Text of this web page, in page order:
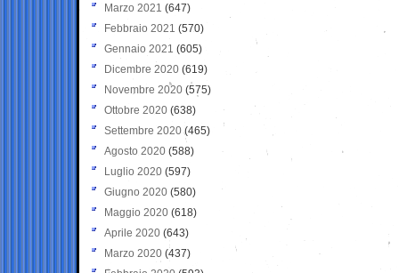
Marzo 2021 (647)
Febbraio 2021 (570)
Gennaio 2021 (605)
Dicembre 2020 (619)
Novembre 2020 (575)
Ottobre 2020 (638)
Settembre 2020(465)
Agosto 2020 (588)
Luglio 2020 (597)
Giugno 2020 (580)
Maggio 2020 (618)
Aprile 2020 (643)
Marzo 2020 (437)